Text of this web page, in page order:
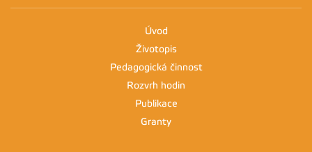
Úvod
Životopis
Pedagogická činnost
Rozvrh hodin
Publikace
Granty